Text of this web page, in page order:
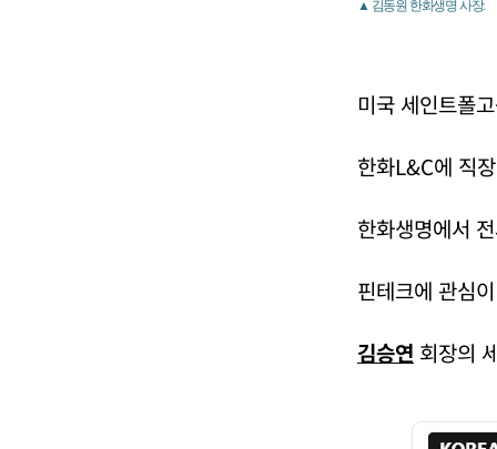
▲ 김동원 한화생명 사장.
미국 세인트폴
한화L&C에 직
한화생명에서
핀테크에 관심
김승연 회장의